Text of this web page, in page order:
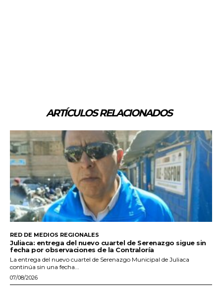
ARTÍCULOS RELACIONADOS
RED DE MEDIOS REGIONALES
Juliaca: entrega del nuevo cuartel de Serenazgo sigue sin
fecha por observaciones de la Contraloría
La entrega del nuevo cuartel de Serenazgo Municipal de Juliaca
continúa sin una fecha...
07/08/2026